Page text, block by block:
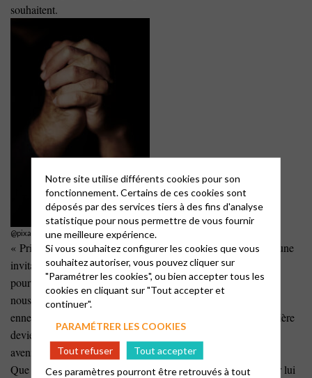
souhaitent.
@pixabay
« Priez pour vos ennemis » (Mt 5, 43-48) est une injonction, une
invitation difficile à entendre et à mettre en pratique. Elle peut
pourtant être d’une grande aide parce qu’elle nous propose de
nous adresser à Dieu (prier) au sujet d’une personne (votre
ennemi) avec laquelle le dialogue est souvent rompu. Cette prière
devient synonyme de possible là où tout semble fermé, sans
avenir.
Que la confiance de Dieu stimule notre confiance à nous pour lui
Notre site utilise différents cookies pour son
fonctionnement. Certains de ces cookies sont
déposés par des services tiers à des fins d'analyse
statistique pour nous permettre de vous fournir
une meilleure expérience.
Si vous souhaitez configurer les cookies que vous
souhaitez autoriser, vous pouvez cliquer sur
"Paramétrer les cookies", ou bien accepter tous les
cookies en cliquant sur "Tout accepter et
continuer".
PARAMÉTRER LES COOKIES
Tout refuser
Tout accepter
Ces paramètres pourront être retrouvés à tout